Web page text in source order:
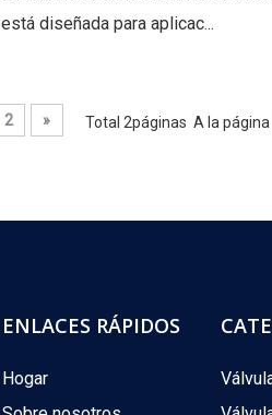
está diseñada para aplicac...
2 » Total 2páginas A la página
ENLACES RÁPIDOS
Hogar